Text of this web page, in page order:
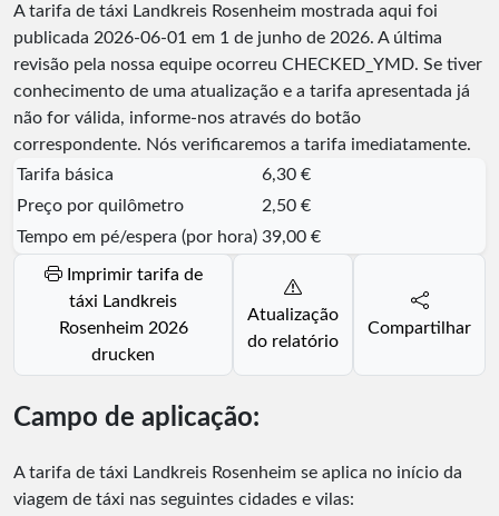
A tarifa de táxi Landkreis Rosenheim mostrada aqui foi
publicada 2026-06-01 em 1 de junho de 2026. A última
revisão pela nossa equipe ocorreu CHECKED_YMD. Se tiver
conhecimento de uma atualização e a tarifa apresentada já
não for válida, informe-nos através do botão
correspondente. Nós verificaremos a tarifa imediatamente.
Tarifa básica
6,30 €
Preço por quilômetro
2,50 €
Tempo em pé/espera (por hora) 39,00 €
Imprimir tarifa de
táxi Landkreis
Rosenheim 2026
drucken
Atualização
do relatório
Compartilhar
Campo de aplicação:
A tarifa de táxi Landkreis Rosenheim se aplica no início da
viagem de táxi nas seguintes cidades e vilas: